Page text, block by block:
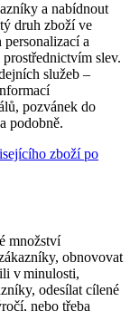
a nabídnout
druh zboží ve
a
slev.
služeb –
pozvánek do
podobně.
zboží po
množství
obnovovat
v minulosti,
odesílat cílené
nebo třeba